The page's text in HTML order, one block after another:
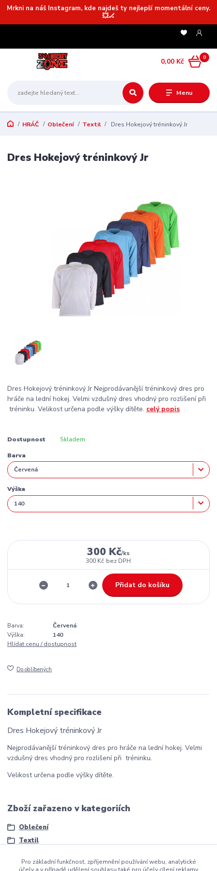
Mrkni na náš Instagram, kde najdeš ty nejlepší momentální ceny.
💥🏒
Menu
0
0,00 Kč
HRÁČ Oblečení Textil Dres Hokejový tréninkový Jr
Dres Hokejový tréninkový Jr
Dres Hokejový tréninkový Jr Nejprodávanější tréninkový dres pro
hráče na lední hokej. Velmi vzdušný dres vhodný pro rozlišení při
tréninku. Velikost určena podle výšky dítěte. celý popis
Dostupnost Skladem
Barva
Výška
300 Kč/ks
300 Kč bez DPH
Přidat do košíku
Barva:
Červená
Výška:
140
Hlídat cenu / dostupnost
Do oblíbených
Kompletní specifikace
Dres Hokejový tréninkový Jr
Nejprodávanější tréninkový dres pro hráče na lední hokej. Velmi
vzdušný dres vhodný pro rozlišení při tréninku.
Velikost určena podle výšky dítěte.
Zboží zařazeno v kategoriích
Oblečení
Textil
Pro základní funkčnost, zpříjemnění používání webu, analytické
účely a v případě udělení souhlasu také pro účely cílení reklamy